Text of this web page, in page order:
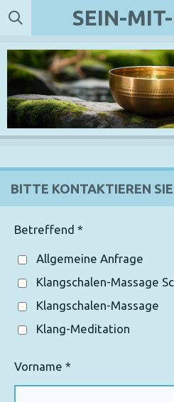
Zum
Hauptinhalt
springen
SEIN-
BITTE KONTAKTIEREN
Betreffend *
Allgemeine Anfrage
Klangschalen-Massage
Klangschalen-Massage
Klang-Meditation
Vorname *